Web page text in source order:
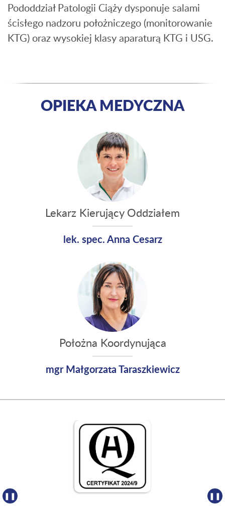
Pododdział Patologii Ciąży dysponuje salami
ścisłego nadzoru położniczego (monitorowanie
KTG) oraz wysokiej klasy aparaturą KTG i USG.
OPIEKA MEDYCZNA
Lekarz Kierujący Oddziałem
lek. spec. Anna Cesarz
Położna Koordynująca
mgr Małgorzata Taraszkiewicz
❚❚ ❚❚